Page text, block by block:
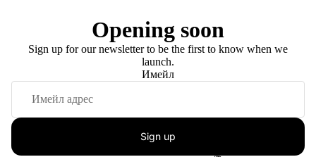
Opening soon
Sign up for our newsletter to be the first to know when we
launch.
Имейл
Sign up